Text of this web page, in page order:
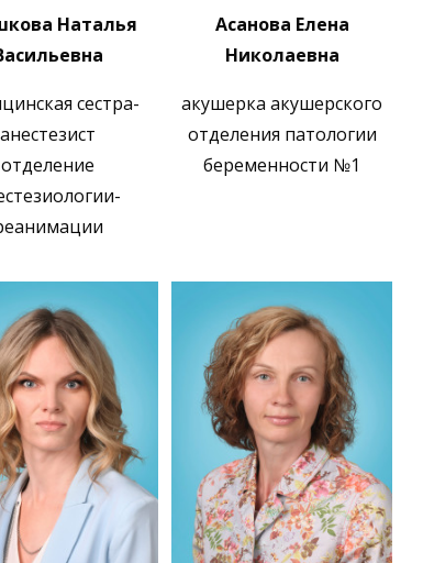
Наталья
сестра-
анестезист
отделение
Асанова Елена
Николаевна
акушерка акушерского
отделения патологии
беременности №1